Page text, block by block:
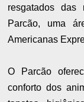
resgatados
Parcão, uma
Americanas
O Parcão
conforto dos